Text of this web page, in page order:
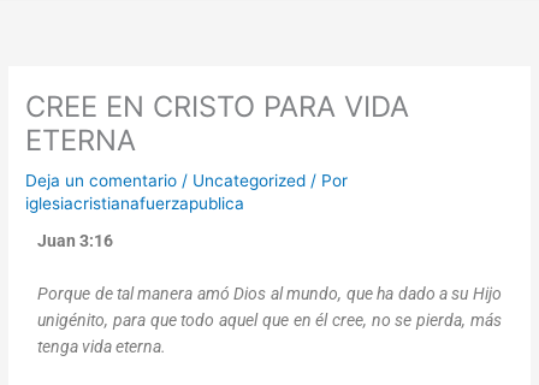
CREE EN CRISTO PARA VIDA
ETERNA
Deja un comentario / Uncategorized / Por
iglesiacristianafuerzapublica
Juan 3:16
Porque de tal manera amó Dios al mundo, que ha dado a su Hijo
unigénito, para que todo aquel que en él cree, no se pierda, más
tenga vida eterna.